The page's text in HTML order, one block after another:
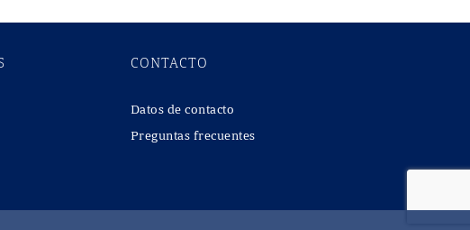
CONTACTO
Datos de contacto
Preguntas frecuentes